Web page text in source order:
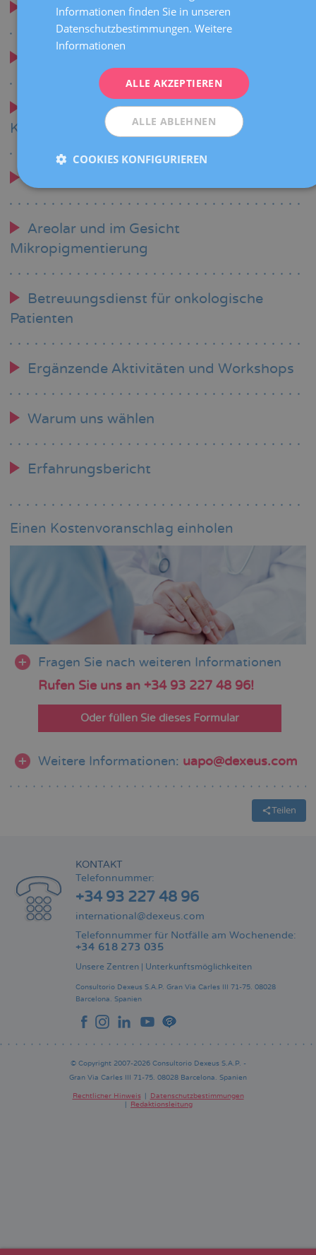
Ernährung
Onkologische Krankenpflege -
Kontinuierliche Betreuung
Areolar und im Gesicht
Mikropigmentierung
Betreuungsdienst für onkologische
Patienten
Ergänzende Aktivitäten und Workshops
Warum uns wählen
Erfahrungsbericht
Einen Kostenvoranschlag einholen
Fragen Sie nach weiteren Informationen
Rufen Sie uns an +34 93 227 48 96!
Oder füllen Sie dieses Formular
Weitere Informationen: uapo@dexeus.com
Teilen
KONTAKT
Telefonnummer:
+34 93 227 48 96
international@dexeus.com
Telefonnummer für Notfälle am Wochenende:
+34 618 273 035
Unsere Zentren | Unterkunftsmöglichkeiten
Consultorio Dexeus S.A.P. Gran Via Carles III 71-75. 08028
Barcelona. Spanien
© Copyright 2007-2026 Consultorio Dexeus S.A.P. -
Gran Via Carles III 71-75. 08028 Barcelona. Spanien
Rechtlicher Hinweis
Datenschutzbestimmungen
Redaktionsleitung
Informationen finden Sie in unseren
Datenschutzbestimmungen. Weitere
Informationen
ALLE AKZEPTIEREN
ALLE ABLEHNEN
COOKIES KONFIGURIEREN